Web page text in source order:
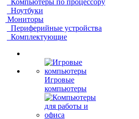
Компьютеры по процессору
Ноутбуки
Мониторы
Периферийные устройства
Комплектующие
Игровые
компьютеры